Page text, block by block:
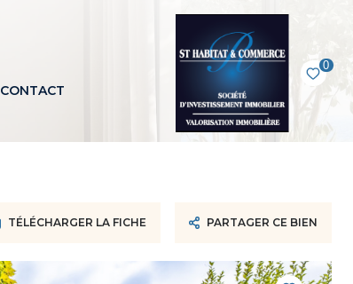
0
CONTACT
TÉLÉCHARGER LA FICHE PARTAGER CE BIEN